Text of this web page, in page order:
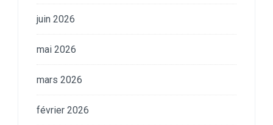
juin 2026
mai 2026
mars 2026
février 2026